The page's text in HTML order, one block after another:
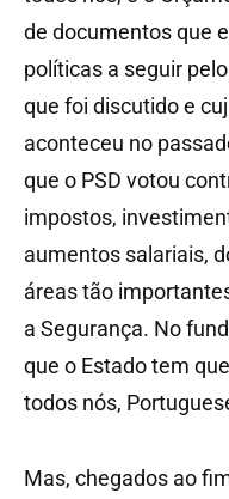
de documentos que
políticas a seguir
que foi discutido e
aconteceu no
que o PSD votou
impostos,
aumentos salariais,
áreas tão
a Segurança. No
que o Estado tem
todos nós,
Mas, chegados ao